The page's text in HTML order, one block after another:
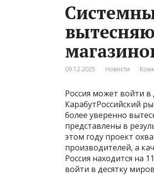
09.12.2025 Новости
Россия может войти
КарабутРоссийский
более уверенно
представлены в
этом году проект
производителей, а
Россия находится на
войти в десятку